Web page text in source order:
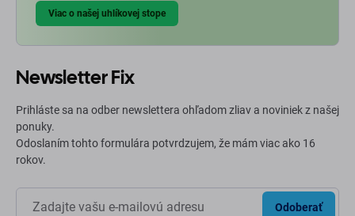
Viac o našej uhlíkovej stope
Newsletter Fix
Prihláste sa na odber newslettera ohľadom zliav a noviniek z našej
ponuky.
Odoslaním tohto formulára potvrdzujem, že mám viac ako 16
rokov.
Odoberať